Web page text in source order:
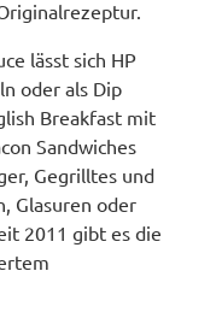
lässt sich HP
oder als Dip
Breakfast mit
Sandwiches
Gegrilltes und
Glasuren oder
2011 gibt es die